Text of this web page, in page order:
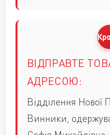
ВІДПРАВТЕ
АДРЕСОЮ:
Відділення
Винники,